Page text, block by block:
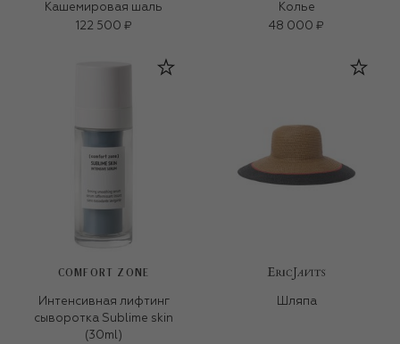
Кашемировая шаль
122 500 ₽
Колье
48 000 ₽
COMFORT ZONE
Интенсивная лифтинг
сыворотка Sublime skin
(30ml)
Шляпа